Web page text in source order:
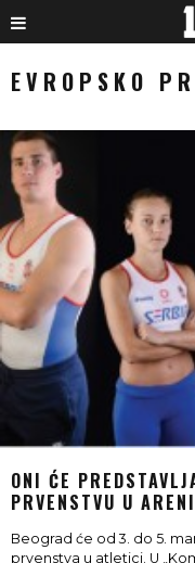
EVROPSKO
ONI ĆE
PRVENSTVU U ARENI
Beograd će od 3. do 5.
prvenstva u atletici. U